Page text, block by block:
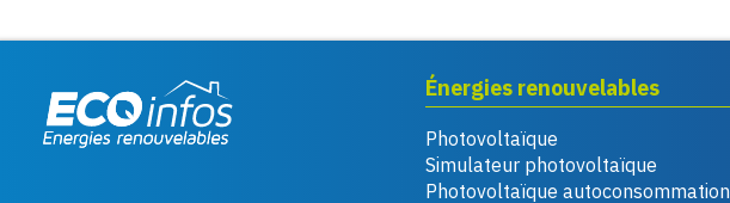
Énergies renouvelables
Photovoltaïque
Simulateur photovoltaïque
Photovoltaïque autoconsommation